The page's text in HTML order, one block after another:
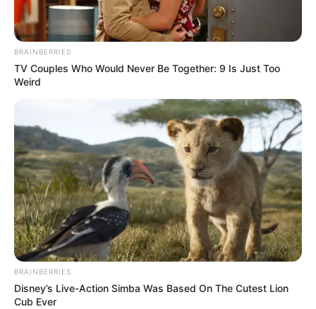
BRAINBERRIES
TV Couples Who Would Never Be Together: 9 Is Just Too
Weird
BRAINBERRIES
Disney’s Live-Action Simba Was Based On The Cutest Lion
Cub Ever